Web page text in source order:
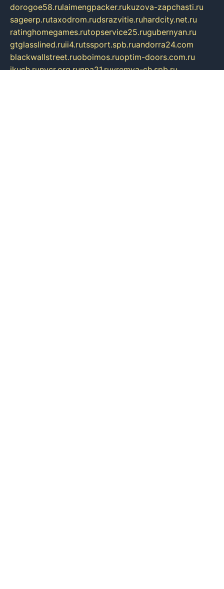
dorogoe58.rulaimengpacker.rukuzova-zapchasti.ru
sageerp.rutaxodrom.rudsrazvitie.ruhardcity.net.ru
ratinghomegames.rutopservice25.rugubernyan.ru
gtglasslined.ruii4.rutssport.spb.ruandorra24.com
blackwallstreet.ruoboimos.ruoptim-doors.com.ru
ikuch.runycr.org.runpa21.ruvremya-ch.spb.ru